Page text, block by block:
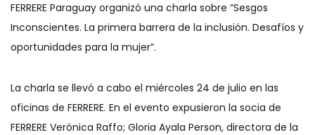
FERRERE Paraguay organizó una charla sobre “Sesgos
Inconscientes. La primera barrera de la inclusión. Desafíos y
oportunidades para la mujer”.
La charla se llevó a cabo el miércoles 24 de julio en las
oficinas de FERRERE. En el evento expusieron la socia de
FERRERE Verónica Raffo; Gloria Ayala Person, directora de la